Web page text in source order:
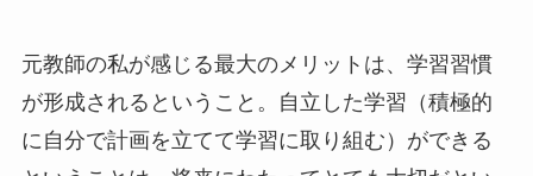
元教師の私が感じる最大のメリットは、学習習慣
が形成されるということ。自立した学習（積極的
に自分で計画を立てて学習に取り組む）ができる